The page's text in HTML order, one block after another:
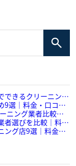
できるクリーニング
9選｜料金・口コミ
ニング業者比較・
者選びを比較｜料
ング店9選｜料金・